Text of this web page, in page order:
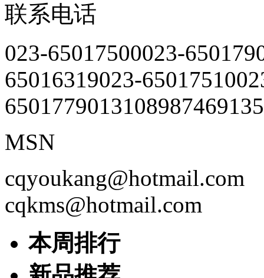
联系电话
023-65017500023-
65016319023-65017510
6501779013108987469
MSN
cqyoukang@hotmail.com
cqkms@hotmail.com
本周排行